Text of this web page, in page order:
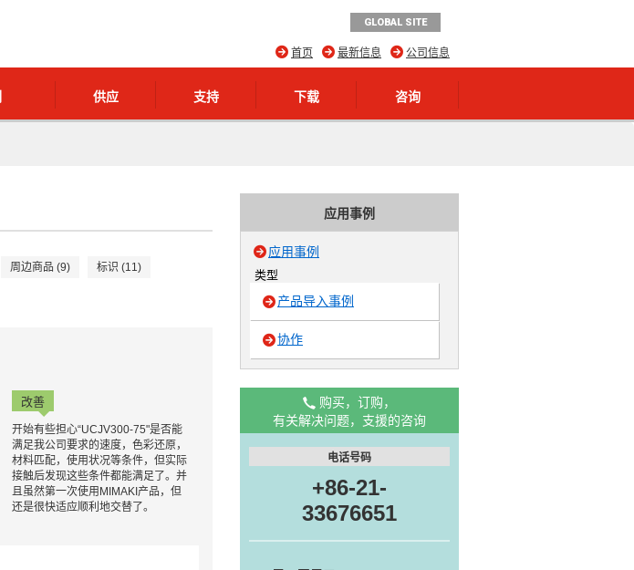
GLOBAL SITE
公司信息
最新信息
首页
供应 支持 下载 咨询
周边商品 (9) 标识 (11)
改善
开始有些担心“UCJV300-75"是否能
满足我公司要求的速度，色彩还原，
材料匹配，使用状况等条件，但实际
接触后发现这些条件都能满足了。并
且虽然第一次使用MIMAKI产品，但
还是很快适应顺利地交替了。
应用事例
应用事例
类型
产品导入事例
协作
购买，订购，
有关解决问题，支援的咨询
电话号码
+86-21-
33676651